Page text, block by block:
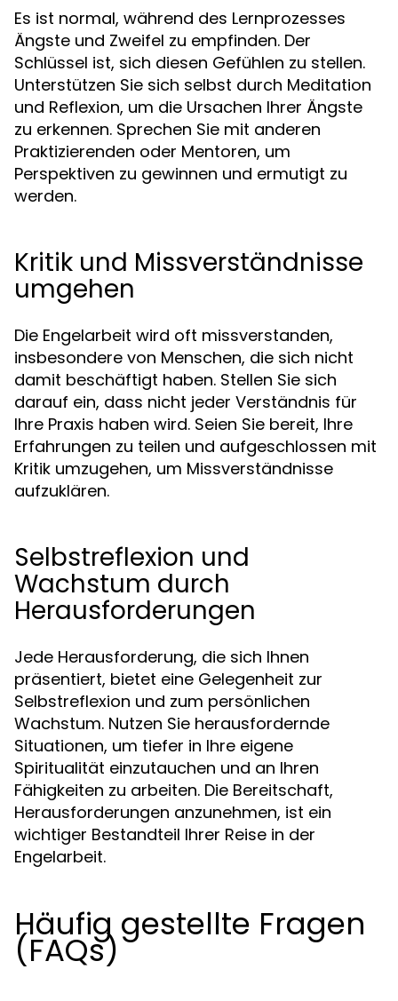
Es ist normal, während des Lernprozesses
Ängste und Zweifel zu empfinden. Der
Schlüssel ist, sich diesen Gefühlen zu stellen.
Unterstützen Sie sich selbst durch Meditation
und Reflexion, um die Ursachen Ihrer Ängste
zu erkennen. Sprechen Sie mit anderen
Praktizierenden oder Mentoren, um
Perspektiven zu gewinnen und ermutigt zu
werden.
Kritik und Missverständnisse
umgehen
Die Engelarbeit wird oft missverstanden,
insbesondere von Menschen, die sich nicht
damit beschäftigt haben. Stellen Sie sich
darauf ein, dass nicht jeder Verständnis für
Ihre Praxis haben wird. Seien Sie bereit, Ihre
Erfahrungen zu teilen und aufgeschlossen mit
Kritik umzugehen, um Missverständnisse
aufzuklären.
Selbstreflexion und
Wachstum durch
Herausforderungen
Jede Herausforderung, die sich Ihnen
präsentiert, bietet eine Gelegenheit zur
Selbstreflexion und zum persönlichen
Wachstum. Nutzen Sie herausfordernde
Situationen, um tiefer in Ihre eigene
Spiritualität einzutauchen und an Ihren
Fähigkeiten zu arbeiten. Die Bereitschaft,
Herausforderungen anzunehmen, ist ein
wichtiger Bestandteil Ihrer Reise in der
Engelarbeit.
Häufig gestellte Fragen
(FAQs)